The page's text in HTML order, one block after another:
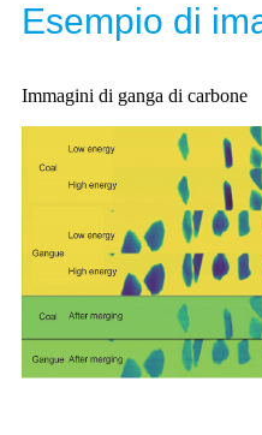
Esempio di
Immagini di ganga di carbone